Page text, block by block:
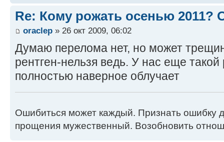
Re: Кому рожать осенью 2011?
oraclep » 26 окт 2009, 06:02
Думаю перелома нет, но может
рентген-нельзя ведь. У нас еще
полностью наверное облучает
Ошибиться может каждый. Признать ошибку
прощения мужественный. Возобновить